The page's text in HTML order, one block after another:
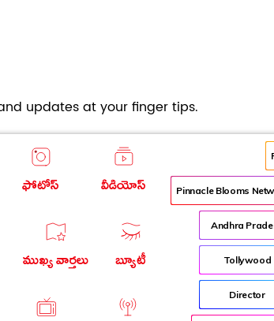
updates at your finger tips.
ఫోటోస్ వీడియోస్
ముఖ్య వార్తలు బ్యూటీ
Pinnacle Blooms
Andhra
Tollywood
Director